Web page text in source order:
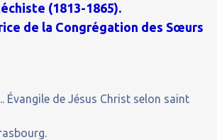
(1813-1865).
de la Congrégation des Sœurs
Évangile de Jésus Christ selon saint